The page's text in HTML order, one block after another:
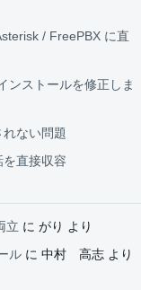
/ FreePBX に直
ンストールを修正しま
ない問題
直接収容
立 に がり より
ル に 中村 高志 より